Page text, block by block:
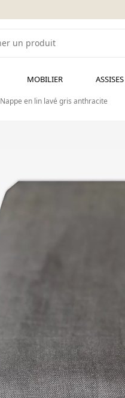
MOBILIER ASSISES
Nappe en lin lavé gris anthracite